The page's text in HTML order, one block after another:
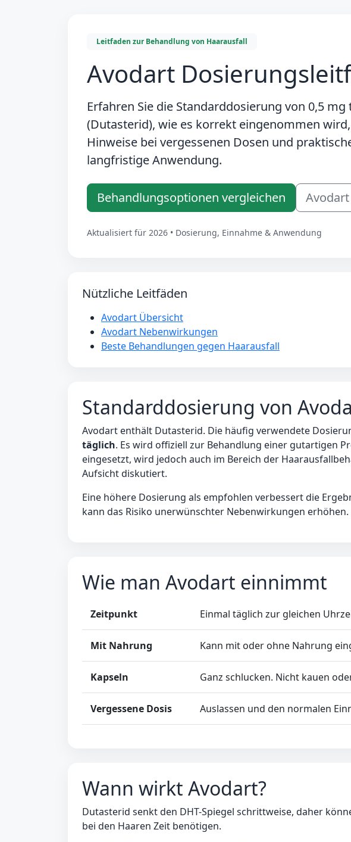
Leitfaden zur Behandlung von Haarausfall
Avodart
Erfahren Sie die Standarddosierung von 0,5 mg
(Dutasterid), wie es korrekt eingenommen
Hinweise bei vergessenen Dosen und
langfristige Anwendung.
Behandlungsoptionen vergleichen
Aktualisiert für 2026 • Dosierung, Einnahme & Anwendung
Nützliche Leitfäden
Avodart Übersicht
Avodart Nebenwirkungen
Beste Behandlungen gegen Haarausfall
Standarddosierung von
Avodart enthält Dutasterid. Die häufig verwendete
täglich. Es wird offiziell zur Behandlung einer gutartigen
eingesetzt, wird jedoch auch im Bereich der
Aufsicht diskutiert.
Eine höhere Dosierung als empfohlen verbessert die
kann das Risiko unerwünschter Nebenwirkungen erhöhen.
Wie man Avodart einnimmt
Zeitpunkt Einmal täglich zur gleichen
Mit Nahrung Kann mit oder ohne Nahrung
Kapseln Ganz schlucken. Nicht kauen
Vergessene Dosis Auslassen und den normalen
Wann wirkt Avodart?
Dutasterid senkt den DHT-Spiegel schrittweise, daher
bei den Haaren Zeit benötigen.